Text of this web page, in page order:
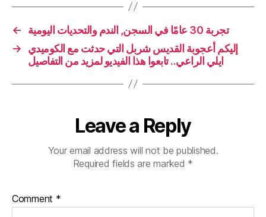
←
تجربة 30 عامًا في السجن, الندم والتحديات اليومية
→
إليكم أعجوبة القديس شربل التي حدثت مع الكوميدي
ايلي الراعي.. تابعوا هذا الفيديو لمزيد من التفاصيل
Leave a Reply
Your email address will not be published.
Required fields are marked *
Comment *